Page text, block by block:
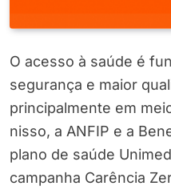
O acesso à saúde é
segurança e maior
principalmente em
nisso, a ANFIP e a
plano de saúde
campanha Carência